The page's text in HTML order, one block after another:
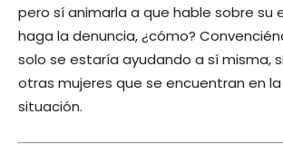
pero sí animarla a que hable sobre su
haga la denuncia, ¿cómo?
solo se estaría ayudando a sí misma,
otras mujeres que se encuentran en
situación.